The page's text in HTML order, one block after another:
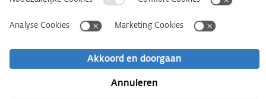
Contact